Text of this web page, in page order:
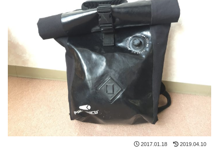
2017.01.18 2019.04.10